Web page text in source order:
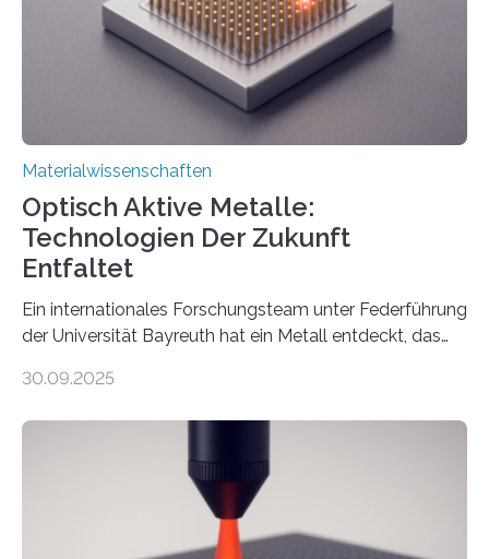
Materialwissenschaften
Optisch Aktive Metalle:
Technologien Der Zukunft
Entfaltet
Ein internationales Forschungsteam unter Federführung
der Universität Bayreuth hat ein Metall entdeckt, das
Dadurch ist es in der Lage, eine sogenannte zweite
Nichtmetallen vorkommt und insbesondere für
Sensorik und Elektrotechnik von Interesse ist. Über ihre
Erkenntnisse berichten die Forschenden im Journal of
the American Chemical Society. —What for?
30.09.2025